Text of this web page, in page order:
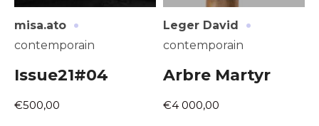
misa.ato ·
contemporain
Issue21#04
€500,00
Leger David ·
contemporain
Arbre Martyr
€4 000,00